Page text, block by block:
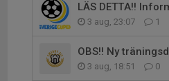
LÄS DETTA!!
3 aug, 23:07 1
OBS!! Ny
3 aug, 18:51 0